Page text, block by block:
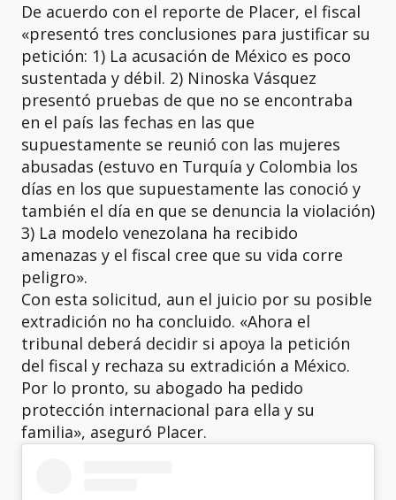
De acuerdo con el reporte de Placer, el fiscal
«presentó tres conclusiones para justificar su
petición: 1) La acusación de México es poco
sustentada y débil. 2) Ninoska Vásquez
presentó pruebas de que no se encontraba
en el país las fechas en las que
supuestamente se reunió con las mujeres
abusadas (estuvo en Turquía y Colombia los
días en los que supuestamente las conoció y
también el día en que se denuncia la violación)
3) La modelo venezolana ha recibido
amenazas y el fiscal cree que su vida corre
peligro».
Con esta solicitud, aun el juicio por su posible
extradición no ha concluido. «Ahora el
tribunal deberá decidir si apoya la petición
del fiscal y rechaza su extradición a México.
Por lo pronto, su abogado ha pedido
protección internacional para ella y su
familia», aseguró Placer.